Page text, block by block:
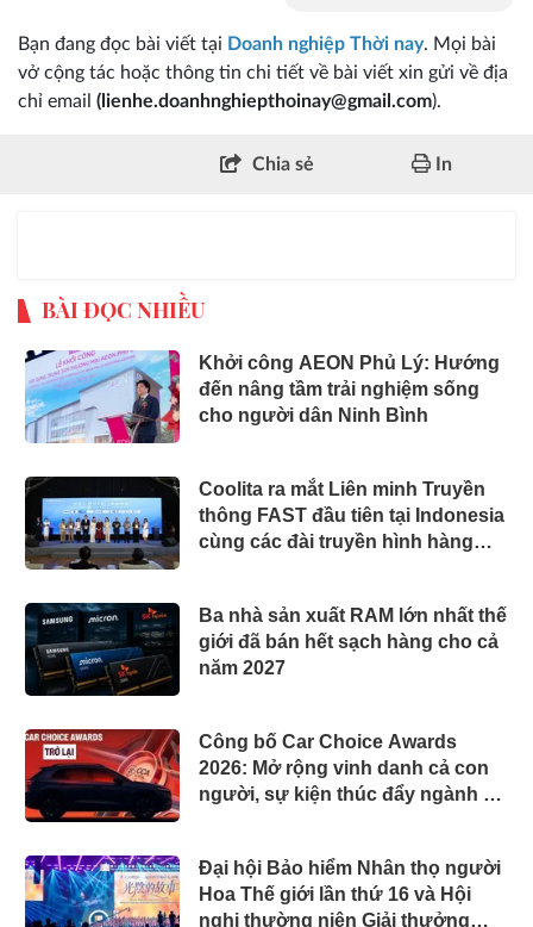
Bạn đang đọc bài viết tại Doanh nghiệp Thời nay. Mọi bài
vở cộng tác hoặc thông tin chi tiết về bài viết xin gửi về địa
chỉ email (lienhe.doanhnghiepthoinay@gmail.com).
Chia sẻ In
BÀI ĐỌC NHIỀU
Khởi công AEON Phủ Lý: Hướng
đến nâng tầm trải nghiệm sống
cho người dân Ninh Bình
Coolita ra mắt Liên minh Truyền
thông FAST đầu tiên tại Indonesia
cùng các đài truyền hình hàng
Ba nhà sản xuất RAM lớn nhất thế
giới đã bán hết sạch hàng cho cả
năm 2027
Công bố Car Choice Awards
2026: Mở rộng vinh danh cả con
người, sự kiện thúc đẩy ngành xe
Đại hội Bảo hiểm Nhân thọ người
Hoa Thế giới lần thứ 16 và Hội
nghị thường niên Giải thưởng